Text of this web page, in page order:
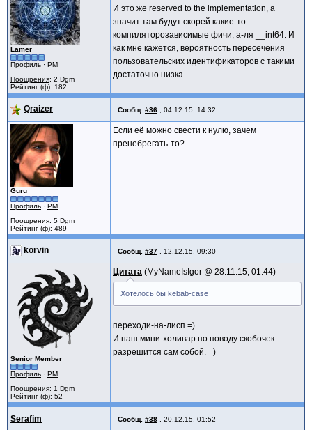
Lamer
Профиль · PM
Поощрения: 2 Dgm
Рейтинг (ф): 182
И это же reserved to the implementation, а
значит там будут скорей какие-то
компиляторозависимые фичи, а-ля __int64. И
как мне кажется, вероятность пересечения
пользовательских идентификаторов с такими
достаточно низка.
Qraizer Сообщ. #36 04.12.15, 14:32
Guru
Профиль · PM
Поощрения: 5 Dgm
Рейтинг (ф): 489
Если её можно свести к нулю, зачем
пренебрегать-то?
korvin Сообщ. #37 12.12.15, 09:30
Senior Member
Профиль · PM
Поощрения: 1 Dgm
Рейтинг (ф): 52
Цитата MyNameIsIgor @ 28.11.15, 01:44
Хотелось бы kebab-case
переходи-на-лисп =)
И наш мини-холивар по поводу скобочек
разрешится сам собой. =)
Serafim Сообщ. #38 20.12.15, 01:52